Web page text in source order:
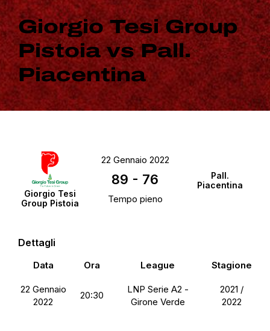
Giorgio Tesi Group
Pistoia vs Pall.
Piacentina
Giorgio Tesi
Group Pistoia
Pall.
Piacentina
22 Gennaio 2022
89 - 76
Tempo pieno
Dettagli
Data Ora League Stagione
22 Gennaio
2022
20:30
LNP Serie A2 -
Girone Verde
2021 /
2022